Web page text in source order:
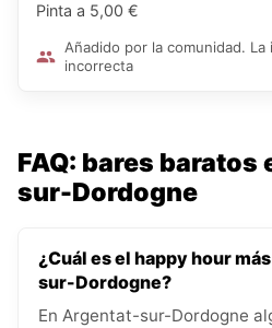
Pinta a 5,00 €
Añadido por la comunidad.
incorrecta
FAQ: bares baratos
sur-Dordogne
¿Cuál es el happy hour
sur-Dordogne?
En Argentat-sur-Dordogne